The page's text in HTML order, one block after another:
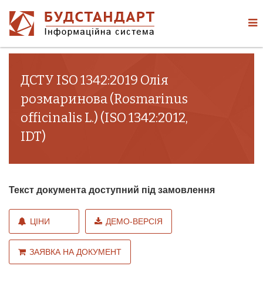
ДСТУ ISO 1342:2019 Олія
розмаринова (Rosmarinus
officinalis L.) (ISO 1342:2012,
IDT)
Текст документа доступний під замовлення
ЦІНИ ДЕМО-ВЕРСІЯ
ЗАЯВКА НА ДОКУМЕНТ